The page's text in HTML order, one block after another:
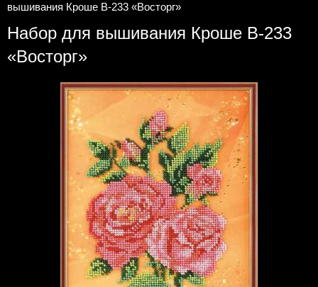
вышивания Кроше В-233 «Восторг»
Набор для вышивания Кроше В-233
«Восторг»